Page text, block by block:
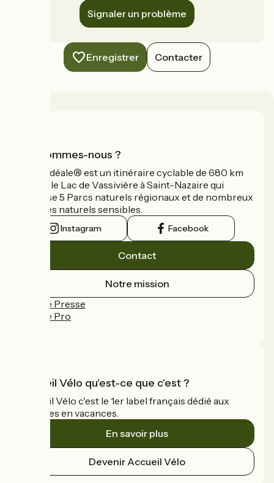
Signaler un problème
Enregistrer Contacter
Qui sommes-nous ?
La Vélidéale® est un itinéraire cyclable de 680 km
reliant le Lac de Vassivière à Saint-Nazaire qui
traverse 5 Parcs naturels régionaux et de nombreux
espaces naturels sensibles.
Instagram Facebook
Contact
Notre mission
Espace Presse
Espace Pro
Accueil Vélo qu'est-ce que c'est ?
Accueil Vélo c'est le 1er label français dédié aux
cyclistes en vacances.
En savoir plus
Devenir Accueil Vélo